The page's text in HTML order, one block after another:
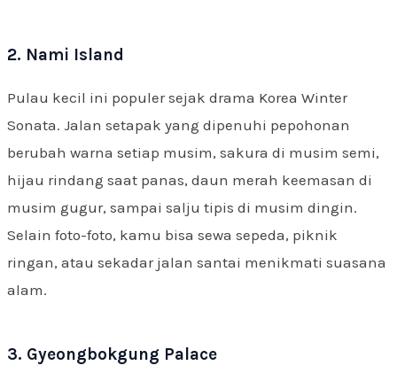
2. Nami Island
Pulau kecil ini populer sejak drama Korea Winter
Sonata. Jalan setapak yang dipenuhi pepohonan
berubah warna setiap musim, sakura di musim semi,
hijau rindang saat panas, daun merah keemasan di
musim gugur, sampai salju tipis di musim dingin.
Selain foto-foto, kamu bisa sewa sepeda, piknik
ringan, atau sekadar jalan santai menikmati suasana
alam.
3. Gyeongbokgung Palace